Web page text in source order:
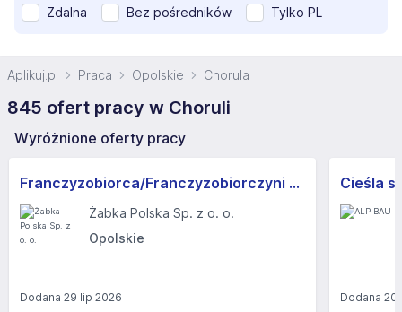
Zdalna Bez pośredników Tylko PL
Aplikuj.pl Praca Opolskie Chorula
845 ofert pracy w Choruli
Wyróżnione oferty pracy
Franczyzobiorca/Franczyzobiorczyni sklepu Żabka
Żabka Polska Sp. z o. o.
Opolskie
Dodana 29 lip 2026
Cieśla
Dodana20